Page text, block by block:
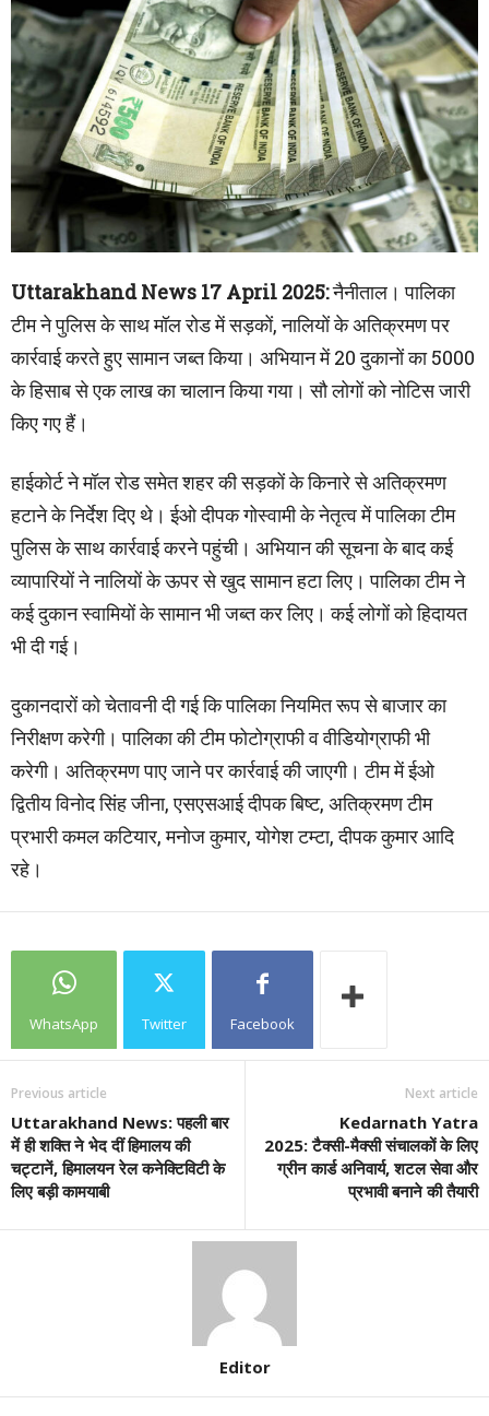
Uttarakhand News 17 April 2025:नैनीताल। पालिका
टीम ने पुलिस के साथ मॉल रोड में सड़कों, नालियों के अतिक्रमण पर
कार्रवाई करते हुए सामान जब्त किया। अभियान में 20 दुकानों का 5000
के हिसाब से एक लाख का चालान किया गया। सौ लोगों को नोटिस जारी
किए गए हैं।
हाईकोर्ट ने मॉल रोड समेत शहर की सड़कों के किनारे से अतिक्रमण
हटाने के निर्देश दिए थे। ईओ दीपक गोस्वामी के नेतृत्व में पालिका टीम
पुलिस के साथ कार्रवाई करने पहुंची। अभियान की सूचना के बाद कई
व्यापारियों ने नालियों के ऊपर से खुद सामान हटा लिए। पालिका टीम ने
कई दुकान स्वामियों के सामान भी जब्त कर लिए। कई लोगों को हिदायत
भी दी गई।
दुकानदारों को चेतावनी दी गई कि पालिका नियमित रूप से बाजार का
निरीक्षण करेगी। पालिका की टीम फोटोग्राफी व वीडियोग्राफी भी
करेगी। अतिक्रमण पाए जाने पर कार्रवाई की जाएगी। टीम में ईओ
द्वितीय विनोद सिंह जीना, एसएसआई दीपक बिष्ट, अतिक्रमण टीम
प्रभारी कमल कटियार, मनोज कुमार, योगेश टम्टा, दीपक कुमार आदि
रहे।
WhatsApp Twitter Facebook
Previous article
Uttarakhand News: पहली बार
में ही शक्ति ने भेद दीं हिमालय की
चट्टानें, हिमालयन रेल कनेक्टिविटी के
लिए बड़ी कामयाबी
Next article
Kedarnath Yatra
2025: टैक्सी-मैक्सी संचालकों के लिए
ग्रीन कार्ड अनिवार्य, शटल सेवा और
प्रभावी बनाने की तैयारी
Editor